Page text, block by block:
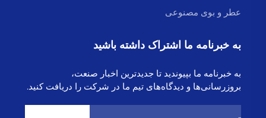
عطر و بوی مصنوعی
به خبرنامه ما اشتراک داشته باشید
به خبرنامه ما بپیوندید تا جدیدترین اخبار صنعت،
بروزرسانی‌ها و دیدگاه‌های تیم ما در شرکت را دریافت کنید.